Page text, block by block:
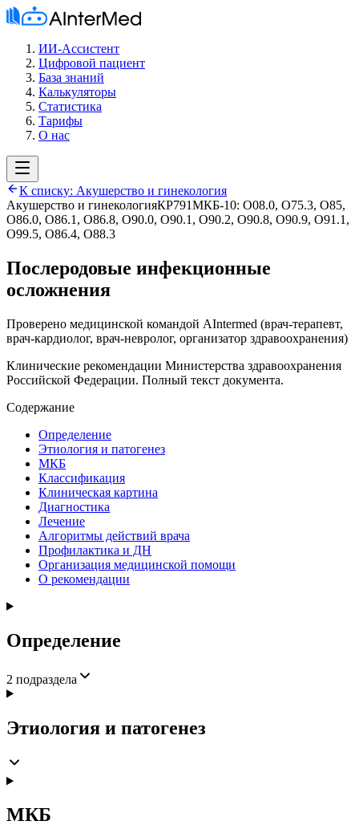
ИИ-Ассистент
Цифровой пациент
База знаний
Калькуляторы
Статистика
Тарифы
О нас
К списку: Акушерство и гинекология
Акушерство и гинекологияКР791МКБ-10: O08.0, O75.3, O85,
O86.0, O86.1, O86.8, O90.0, O90.1, O90.2, O90.8, O90.9, O91.1,
O99.5, O86.4, O88.3
Послеродовые инфекционные
осложнения
Проверено медицинской командой AIntermed (врач-терапевт,
врач-кардиолог, врач-невролог, организатор здравоохранения)
Клинические рекомендации Министерства здравоохранения
Российской Федерации. Полный текст документа.
Содержание
Определение
Этиология и патогенез
МКБ
Классификация
Клиническая картина
Диагностика
Лечение
Алгоритмы действий врача
Профилактика и ДН
Организация медицинской помощи
О рекомендации
Определение
2 подраздела
Этиология и патогенез
МКБ